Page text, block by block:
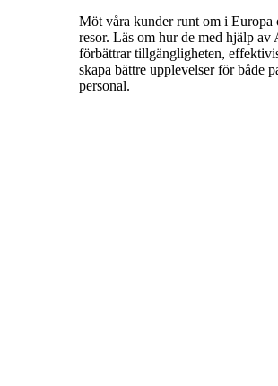
Möt våra kunder runt om i Europa
resor. Läs om hur de med hjälp av
förbättrar tillgängligheten,
skapa bättre upplevelser för både
personal.